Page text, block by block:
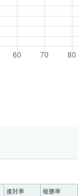
連対率 複勝率